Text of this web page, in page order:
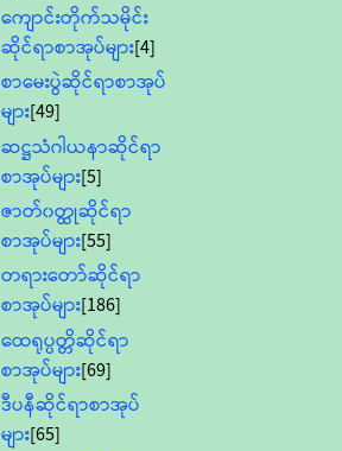
ကျောင်းတိုက်သမိုင်း
ဆိုင်ရာစာအုပ်များ[4]
စာမေးပွဲဆိုင်ရာစာအုပ်
များ[49]
ဆဋ္ဌသံဂါယနာဆိုင်ရာ
စာအုပ်များ[5]
ဇာတ်၀တ္ထုဆိုင်ရာ
စာအုပ်များ[55]
တရားတော်ဆိုင်ရာ
စာအုပ်များ[186]
ထေရုပ္ပတ္တိဆိုင်ရာ
စာအုပ်များ[69]
ဒီပနီဆိုင်ရာစာအုပ်
များ[65]